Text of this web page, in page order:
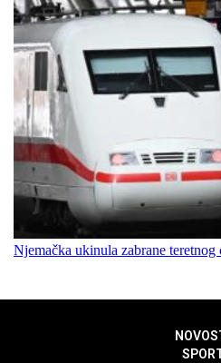
Njemačka ukinula zabrane